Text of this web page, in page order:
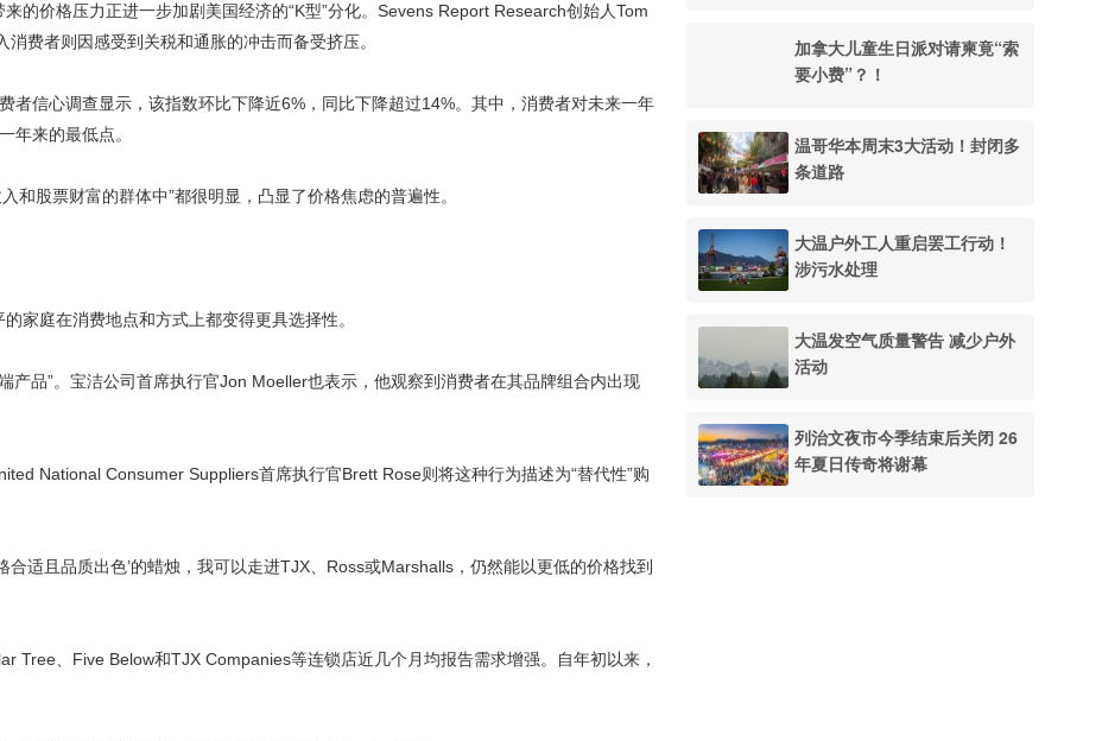
的价格压力正进一步加剧美国经济的“K型”分化。Sevens Report Research创始人Tom
费者则因感受到关税和通胀的冲击而备受挤压。
者信心调查显示，该指数环比下降近6%，同比下降超过14%。其中，消费者对未来一年
年来的最低点。
股票财富的群体中”都很明显，凸显了价格焦虑的普遍性。
家庭在消费地点和方式上都变得更具选择性。
产品”。宝洁公司首席执行官Jon Moeller也表示，他观察到消费者在其品牌组合内出现
National Consumer Suppliers首席执行官Brett Rose则将这种行为描述为“替代性”购
适且品质出色’的蜡烛，我可以走进TJX、Ross或Marshalls，仍然能以更低的价格找到
Tree、Five Below和TJX Companies等连锁店近几个月均报告需求增强。自年初以来，
加拿大儿童生日派对请柬竟“索
要小费”？！
温哥华本周末3大活动！封闭多
条道路
大温户外工人重启罢工行动！
涉污水处理
大温发空气质量警告 减少户外
活动
列治文夜市今季结束后关闭 26
年夏日传奇将谢幕